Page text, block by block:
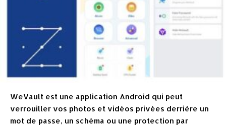
WeVault est une application Android qui peut
verrouiller vos photos et vidéos privées derrière un
mot de passe, un schéma ou une protection par